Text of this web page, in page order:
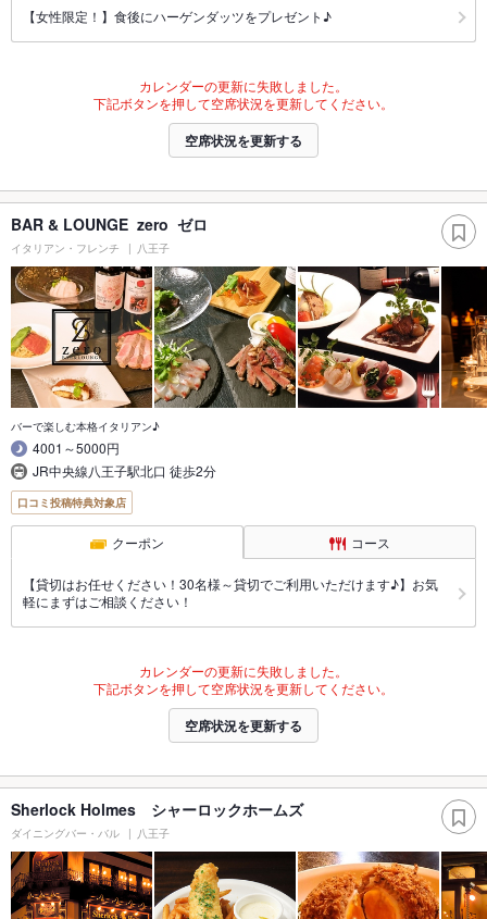
【女性限定！】食後にハーゲンダッツをプレゼント♪
カレンダーの更新に失敗しました。
下記ボタンを押して空席状況を更新してください。
空席状況を更新する
BAR & LOUNGE zero ゼロ
イタリアン・フレンチ 八王子
バーで楽しむ本格イタリアン♪
4001～5000円
JR中央線八王子駅北口 徒歩2分
口コミ投稿特典対象店
クーポン コース
【貸切はお任せください！30名様～貸切でご利用いただけます♪】お気
軽にまずはご相談ください！
カレンダーの更新に失敗しました。
下記ボタンを押して空席状況を更新してください。
空席状況を更新する
Sherlock Holmes シャーロックホームズ
ダイニングバー・バル 八王子